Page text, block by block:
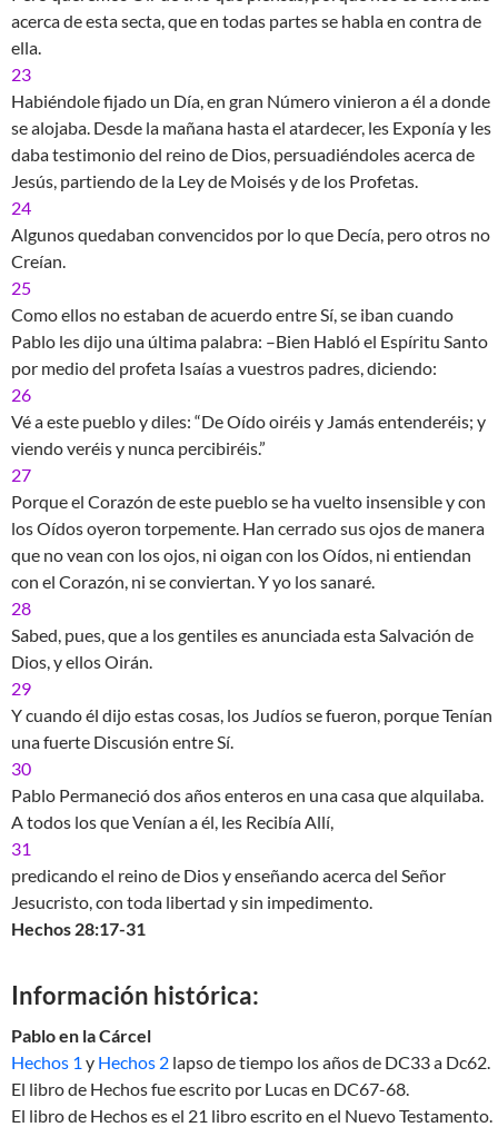
acerca de esta secta, que en todas partes se habla en contra de
ella.
23
Habiéndole fijado un Día, en gran Número vinieron a él a donde
se alojaba. Desde la mañana hasta el atardecer, les Exponía y les
daba testimonio del reino de Dios, persuadiéndoles acerca de
Jesús, partiendo de la Ley de Moisés y de los Profetas.
24
Algunos quedaban convencidos por lo que Decía, pero otros no
Creían.
25
Como ellos no estaban de acuerdo entre Sí, se iban cuando
Pablo les dijo una última palabra: –Bien Habló el Espíritu Santo
por medio del profeta Isaías a vuestros padres, diciendo:
26
Vé a este pueblo y diles: “De Oído oiréis y Jamás entenderéis; y
viendo veréis y nunca percibiréis.”
27
Porque el Corazón de este pueblo se ha vuelto insensible y con
los Oídos oyeron torpemente. Han cerrado sus ojos de manera
que no vean con los ojos, ni oigan con los Oídos, ni entiendan
con el Corazón, ni se conviertan. Y yo los sanaré.
28
Sabed, pues, que a los gentiles es anunciada esta Salvación de
Dios, y ellos Oirán.
29
Y cuando él dijo estas cosas, los Judíos se fueron, porque Tenían
una fuerte Discusión entre Sí.
30
Pablo Permaneció dos años enteros en una casa que alquilaba.
A todos los que Venían a él, les Recibía Allí,
31
predicando el reino de Dios y enseñando acerca del Señor
Jesucristo, con toda libertad y sin impedimento.
Hechos 28:17-31
Información histórica:
Pablo en la Cárcel
Hechos 1 y Hechos 2 lapso de tiempo los años de DC33 a Dc62.
El libro de Hechos fue escrito por Lucas en DC67-68.
El libro de Hechos es el 21 libro escrito en el Nuevo Testamento.